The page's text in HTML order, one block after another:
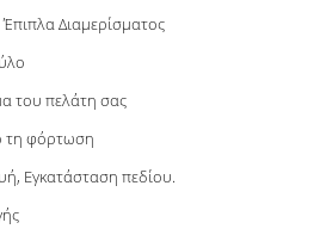
Διαμερίσματος
του πελάτη σας
τη φόρτωση
Εγκατάσταση πεδίου.